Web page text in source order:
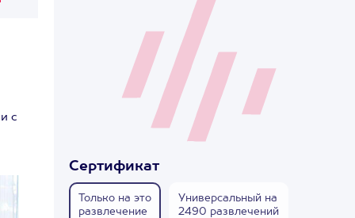
с
Сертификат
Только на это
развлечение
Универсальный на
2490 развлечений